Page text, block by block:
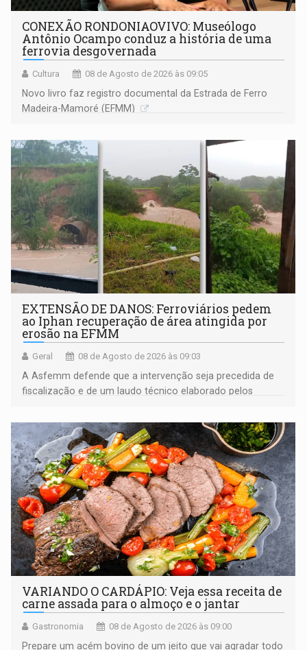
CONEXÃO RONDONIAOVIVO: Museólogo
Antônio Ocampo conduz a história de uma
ferrovia desgovernada
Cultura 08 de Agosto de 2026 às 09:05
Novo livro faz registro documental da Estrada de Ferro
Madeira-Mamoré (EFMM)
EXTENSÃO DE DANOS: Ferroviários pedem
ao Iphan recuperação de área atingida por
erosão na EFMM
Geral 08 de Agosto de 2026 às 09:03
A Asfemm defende que a intervenção seja precedida de
fiscalização e de um laudo técnico elaborado pelos
VARIANDO O CARDÁPIO: Veja essa receita de
carne assada para o almoço e o jantar
Gastronomia 08 de Agosto de 2026 às 09:00
Prepare um acém bovino de um jeito que vai agradar todo